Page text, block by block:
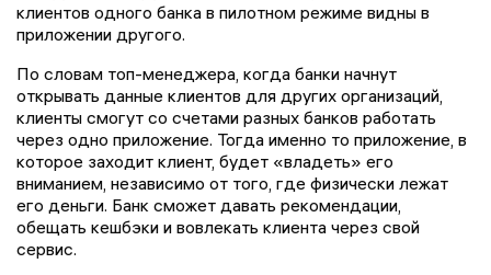
клиентов одного банка в пилотном режиме видны в
приложении другого.
По словам топ-менеджера, когда банки начнут
открывать данные клиентов для других организаций,
клиенты смогут со счетами разных банков работать
через одно приложение. Тогда именно то приложение, в
которое заходит клиент, будет «владеть» его
вниманием, независимо от того, где физически лежат
его деньги. Банк сможет давать рекомендации,
обещать кешбэки и вовлекать клиента через свой
сервис.